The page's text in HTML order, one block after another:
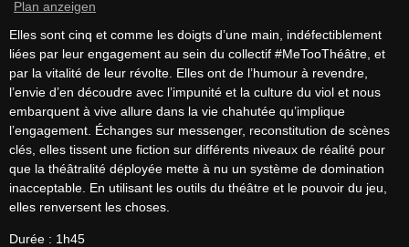
Plan anzeigen
Elles sont cinq et comme les doigts d’une main, indéfectiblement
liées par leur engagement au sein du collectif #MeTooThéâtre, et
par la vitalité de leur révolte. Elles ont de l’humour à revendre,
l’envie d’en découdre avec l’impunité et la culture du viol et nous
embarquent à vive allure dans la vie chahutée qu’implique
l’engagement. Échanges sur messenger, reconstitution de scènes
clés, elles tissent une fiction sur différents niveaux de réalité pour
que la théâtralité déployée mette à nu un système de domination
inacceptable. En utilisant les outils du théâtre et le pouvoir du jeu,
elles renversent les choses.
Durée : 1h45